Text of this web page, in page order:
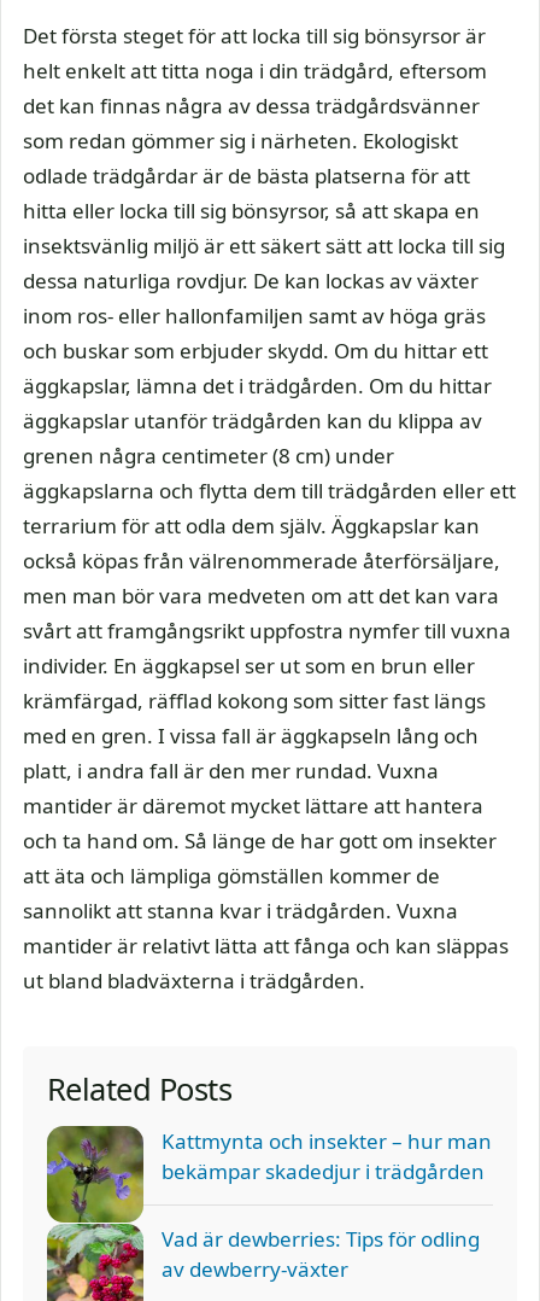
Det första steget för att locka till sig bönsyrsor är
helt enkelt att titta noga i din trädgård, eftersom
det kan finnas några av dessa trädgårdsvänner
som redan gömmer sig i närheten. Ekologiskt
odlade trädgårdar är de bästa platserna för att
hitta eller locka till sig bönsyrsor, så att skapa en
insektsvänlig miljö är ett säkert sätt att locka till sig
dessa naturliga rovdjur. De kan lockas av växter
inom ros- eller hallonfamiljen samt av höga gräs
och buskar som erbjuder skydd. Om du hittar ett
äggkapslar, lämna det i trädgården. Om du hittar
äggkapslar utanför trädgården kan du klippa av
grenen några centimeter (8 cm) under
äggkapslarna och flytta dem till trädgården eller ett
terrarium för att odla dem själv. Äggkapslar kan
också köpas från välrenommerade återförsäljare,
men man bör vara medveten om att det kan vara
svårt att framgångsrikt uppfostra nymfer till vuxna
individer. En äggkapsel ser ut som en brun eller
krämfärgad, räfflad kokong som sitter fast längs
med en gren. I vissa fall är äggkapseln lång och
platt, i andra fall är den mer rundad. Vuxna
mantider är däremot mycket lättare att hantera
och ta hand om. Så länge de har gott om insekter
att äta och lämpliga gömställen kommer de
sannolikt att stanna kvar i trädgården. Vuxna
mantider är relativt lätta att fånga och kan släppas
ut bland bladväxterna i trädgården.
Related Posts
Kattmynta och insekter – hur man
bekämpar skadedjur i trädgården
Vad är dewberries: Tips för odling
av dewberry-växter